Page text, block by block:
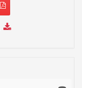
PDF